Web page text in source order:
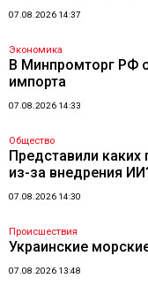
07.08.2026 14:37
Экономика
В Минпромторг РФ
импорта
07.08.2026 14:33
Общество
Представили каких
из-за внедрения
07.08.2026 14:30
Происшествия
Украинские
07.08.2026 13:48